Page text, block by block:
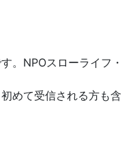
。NPOスローライフ・
めて受信される方も含